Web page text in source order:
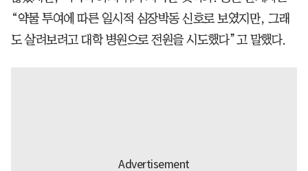
“약물 투여에 따른 일시적 심장박동 신호로 보였지만, 그래
도 살려보려고 대학 병원으로 전원을 시도했다”고 말했다.